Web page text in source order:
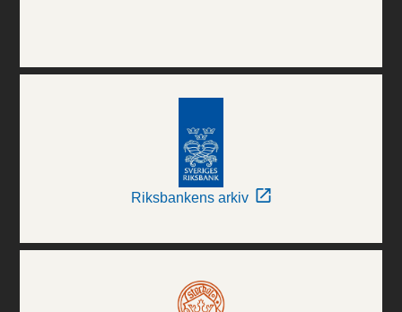
Riksbankens arkiv